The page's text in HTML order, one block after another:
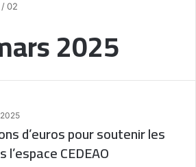
/02
2025
d’euros pour soutenir les
CEDEAO